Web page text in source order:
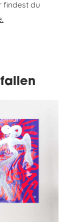
findest du